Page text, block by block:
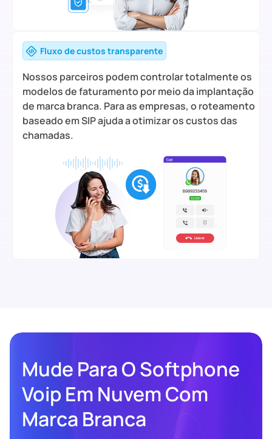
Fluxo de custos transparente
Nossos parceiros podem controlar totalmente os
modelos de faturamento por meio da implantação
de marca branca. Para as empresas, o roteamento
baseado em SIP ajuda a otimizar os custos das
chamadas.
Mude Para O Softphone
Voip Em Nuvem Com
Marca Branca